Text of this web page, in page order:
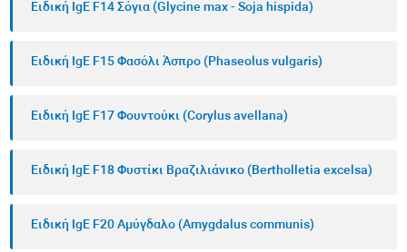
Ειδική IgE F14 Σόγια (Glycine max - Soja hispida)
Ειδική IgE F15 Φασόλι Άσπρο (Phaseolus vulgaris)
Ειδική IgE F17 Φουντούκι (Corylus avellana)
Ειδική IgE F18 Φυστίκι Βραζιλιάνικο (Bertholletia excelsa)
Ειδική IgE F20 Αμύγδαλο (Amygdalus communis)